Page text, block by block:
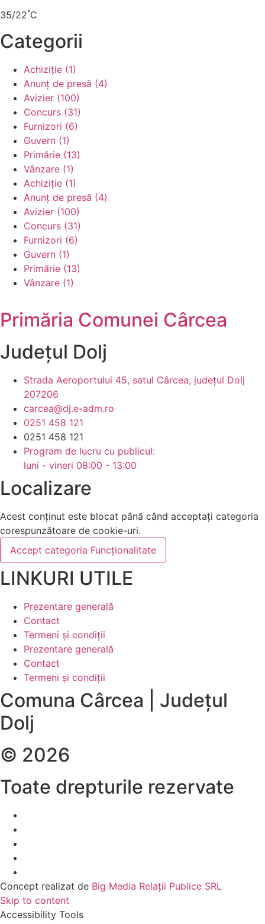
35/22°C
Categorii
Achiziție (1)
Anunț de presă (4)
Avizier (100)
Concurs (31)
Furnizori (6)
Guvern (1)
Primărie (13)
Vânzare (1)
Achiziție (1)
Anunț de presă (4)
Avizier (100)
Concurs (31)
Furnizori (6)
Guvern (1)
Primărie (13)
Vânzare (1)
Primăria Comunei Cârcea
Județul Dolj
Strada Aeroportului 45, satul Cârcea, județul Dolj
207206
carcea@dj.e-adm.ro
0251 458 121
0251 458 121
Program de lucru cu publicul:
luni - vineri 08:00 - 13:00
Localizare
Acest conținut este blocat până când acceptați categoria
corespunzătoare de cookie-uri.
Accept categoria Funcționalitate
LINKURI UTILE
Prezentare generală
Contact
Termeni și condiții
Prezentare generală
Contact
Termeni și condiții
Comuna Cârcea | Județul
Dolj
© 2026
Toate drepturile rezervate
Concept realizat de Big Media Relații Publice SRL
Skip to content
Accessibility Tools